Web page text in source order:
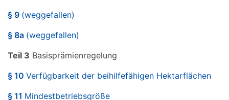
§ 9 (weggefallen)
§ 8a (weggefallen)
Teil 3 Basisprämienregelung
§ 10 Verfügbarkeit der beihilfefähigen Hektarflächen
§ 11 Mindestbetriebsgröße